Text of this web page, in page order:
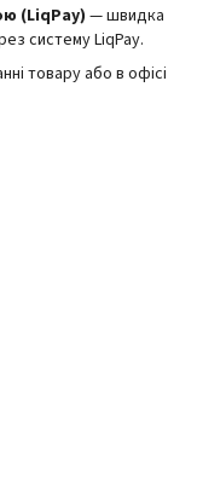
(LiqPay) — швидка
систему LiqPay.
товару або в офісі